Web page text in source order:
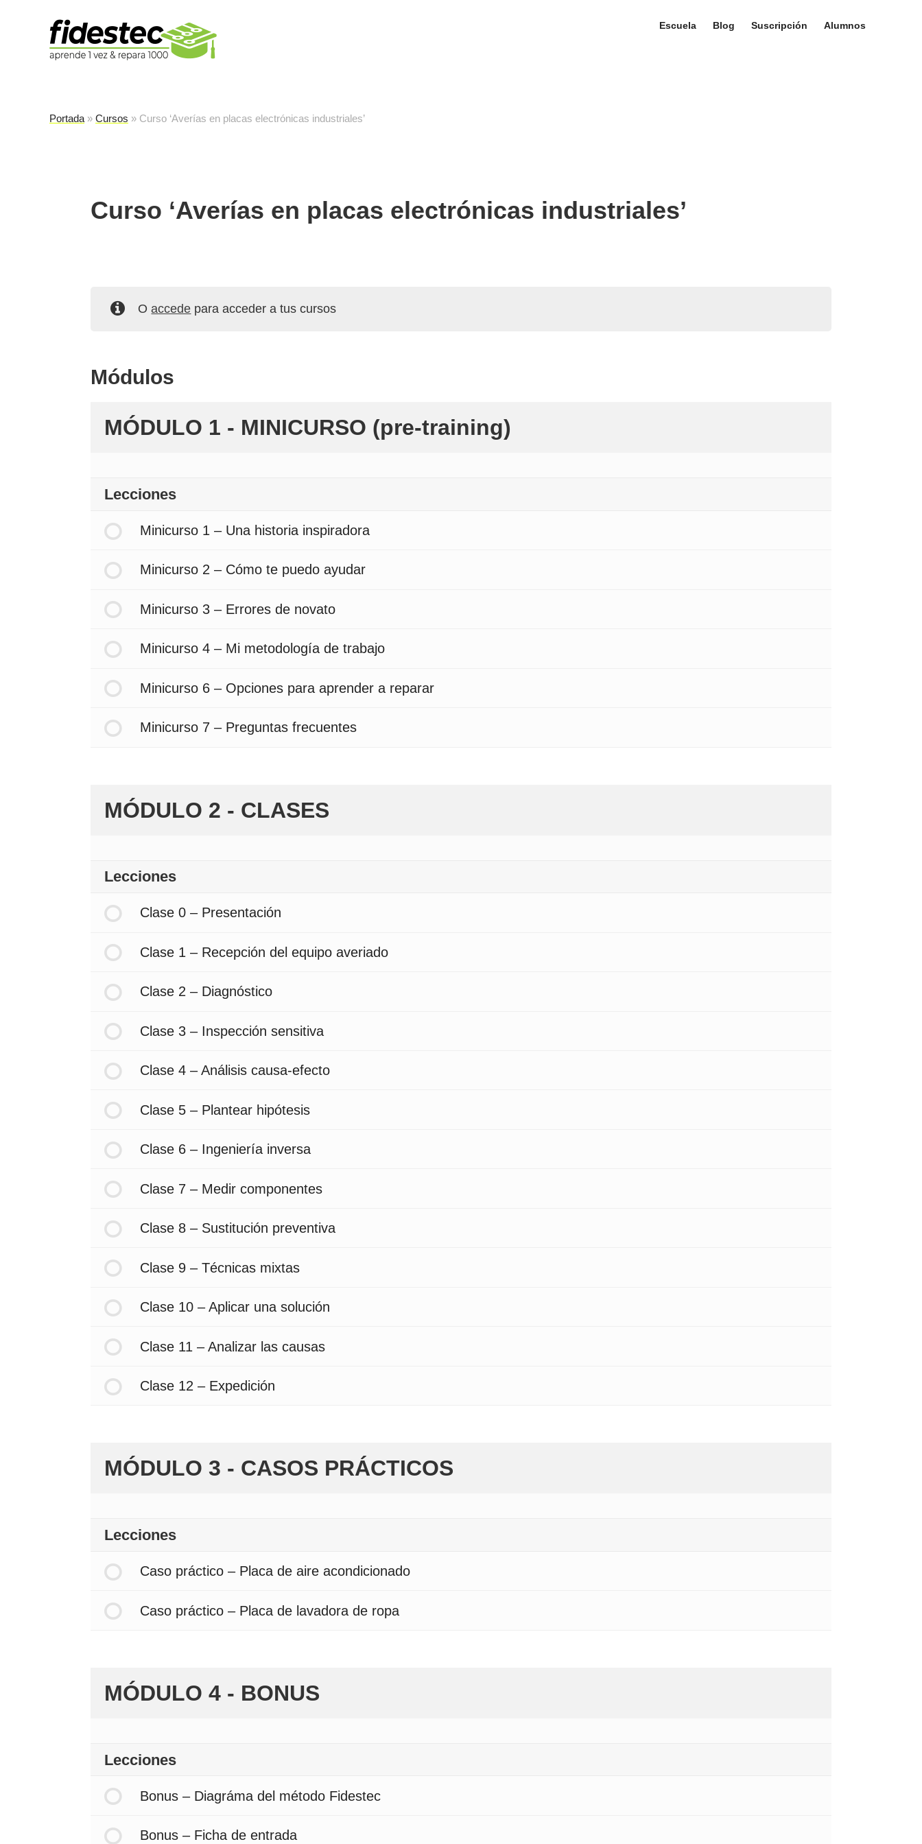
Escuela Blog Suscripción Alumnos
Portada » Cursos » Curso ‘Averías en placas electrónicas industriales’
Curso ‘Averías en placas electrónicas industriales’
Oaccede para acceder a tus cursos
Módulos
MÓDULO 1 - MINICURSO (pre-training)
Lecciones
Minicurso 1 – Una historia inspiradora
Minicurso 2 – Cómo te puedo ayudar
Minicurso 3 – Errores de novato
Minicurso 4 – Mi metodología de trabajo
Minicurso 6 – Opciones para aprender a reparar
Minicurso 7 – Preguntas frecuentes
MÓDULO 2 - CLASES
Lecciones
Clase 0 – Presentación
Clase 1 – Recepción del equipo averiado
Clase 2 – Diagnóstico
Clase 3 – Inspección sensitiva
Clase 4 – Análisis causa-efecto
Clase 5 – Plantear hipótesis
Clase 6 – Ingeniería inversa
Clase 7 – Medir componentes
Clase 8 – Sustitución preventiva
Clase 9 – Técnicas mixtas
Clase 10 – Aplicar una solución
Clase 11 – Analizar las causas
Clase 12 – Expedición
MÓDULO 3 - CASOS PRÁCTICOS
Lecciones
Caso práctico – Placa de aire acondicionado
Caso práctico – Placa de lavadora de ropa
MÓDULO 4 - BONUS
Lecciones
Bonus – Diagráma del método Fidestec
Bonus – Ficha de entrada